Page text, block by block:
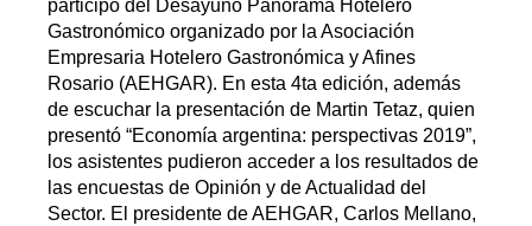
participó del Desayuno Panorama Hotelero
Gastronómico organizado por la Asociación
Empresaria Hotelero Gastronómica y Afines
Rosario (AEHGAR). En esta 4ta edición, además
de escuchar la presentación de Martin Tetaz, quien
presentó “Economía argentina: perspectivas 2019”,
los asistentes pudieron acceder a los resultados de
las encuestas de Opinión y de Actualidad del
Sector. El presidente de AEHGAR, Carlos Mellano,